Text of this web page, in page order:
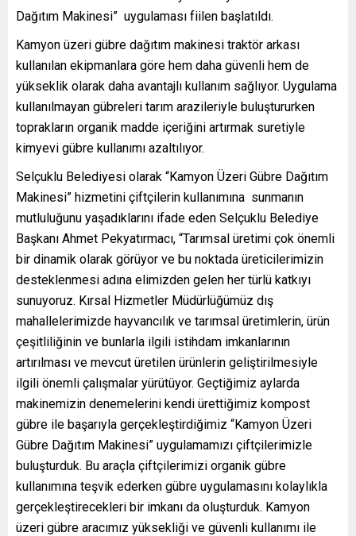
Dağıtım Makinesi” uygulaması fiilen başlatıldı.
Kamyon üzeri gübre dağıtım makinesi traktör arkası
kullanılan ekipmanlara göre hem daha güvenli hem de
yükseklik olarak daha avantajlı kullanım sağlıyor. Uygulama
kullanılmayan gübreleri tarım arazileriyle buluştururken
toprakların organik madde içeriğini artırmak suretiyle
kimyevi gübre kullanımı azaltılıyor.
Selçuklu Belediyesi olarak “Kamyon Üzeri Gübre Dağıtım
Makinesi” hizmetini çiftçilerin kullanımına sunmanın
mutluluğunu yaşadıklarını ifade eden Selçuklu Belediye
Başkanı Ahmet Pekyatırmacı, “Tarımsal üretimi çok önemli
bir dinamik olarak görüyor ve bu noktada üreticilerimizin
desteklenmesi adına elimizden gelen her türlü katkıyı
sunuyoruz. Kırsal Hizmetler Müdürlüğümüz dış
mahallelerimizde hayvancılık ve tarımsal üretimlerin, ürün
çeşitliliğinin ve bunlarla ilgili istihdam imkanlarının
artırılması ve mevcut üretilen ürünlerin geliştirilmesiyle
ilgili önemli çalışmalar yürütüyor. Geçtiğimiz aylarda
makinemizin denemelerini kendi ürettiğimiz kompost
gübre ile başarıyla gerçekleştirdiğimiz “Kamyon Üzeri
Gübre Dağıtım Makinesi” uygulamamızı çiftçilerimizle
buluşturduk. Bu araçla çiftçilerimizi organik gübre
kullanımına teşvik ederken gübre uygulamasını kolaylıkla
gerçekleştirecekleri bir imkanı da oluşturduk. Kamyon
üzeri gübre aracımız yüksekliği ve güvenli kullanımı ile